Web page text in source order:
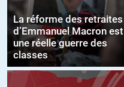
La réforme des retraites
d’Emmanuel Macron est
une réelle guerre des
classes